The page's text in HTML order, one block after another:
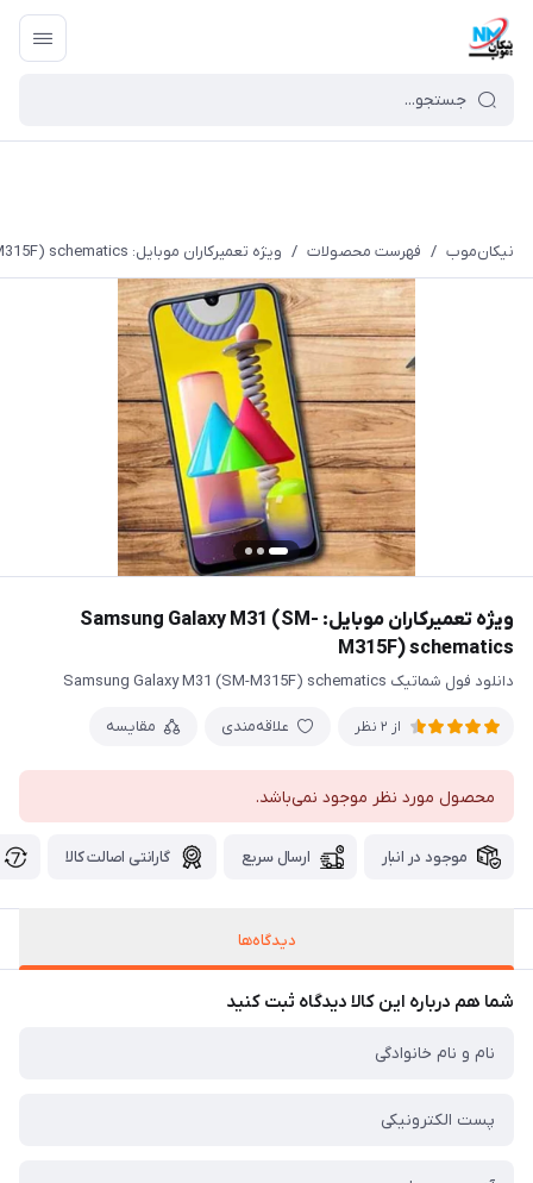
نیکان‌موب / فهرست محصولات / ویژه تعمیرکاران موبایل: Samsung Galaxy M31 (SM-M315F) schematics
ویژه تعمیرکاران موبایل: Samsung Galaxy M31 (SM-
M315F) schematics
دانلود فول شماتیک Samsung Galaxy M31 (SM-M315F) schematics
از 2 نظر علاقه‌مندی مقایسه
محصول مورد نظر موجود نمی‌باشد.
موجود در انبار ارسال سریع گارانتی اصالت کالا
دیدگاه‌ها
شما هم درباره این کالا دیدگاه ثبت کنید